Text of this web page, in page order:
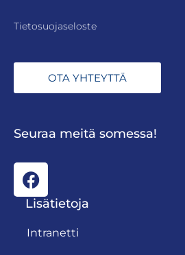
Tietosuojaseloste
OTA YHTEYTTÄ
Seuraa meitä somessa!
Lisätietoja
Intranetti